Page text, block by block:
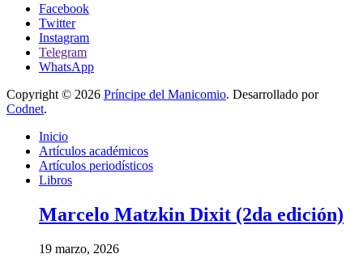
Facebook
Twitter
Instagram
Telegram
WhatsApp
Copyright © 2026 Príncipe del Manicomio. Desarrollado por
Codnet.
Inicio
Artículos académicos
Artículos periodísticos
Libros
Marcelo Matzkin Dixit (2da edición)
19 marzo, 2026